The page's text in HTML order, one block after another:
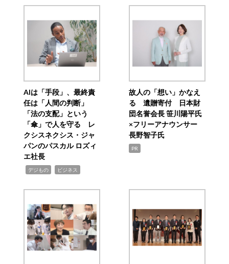
AIは「手段」、最終責
任は「人間の判断」
「法の支配」という
「傘」で人を守る レ
クシスネクシス・ジャ
パンのパスカル ロズィ
エ社長
デジもの ビジネス
故人の「想い」かなえ
る 遺贈寄付 日本財
団名誉会長 笹川陽平氏
×フリーアナウンサー
長野智子氏
PR